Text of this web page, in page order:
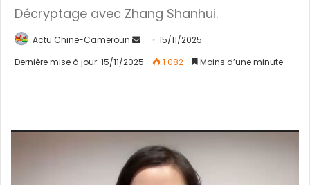
Décryptage avec Zhang Shanhui.
Actu Chine-Cameroun
n
u
n
15/11/2025
Dernière mise à jour: 15/11/2025
1 082 Moins d’une minute